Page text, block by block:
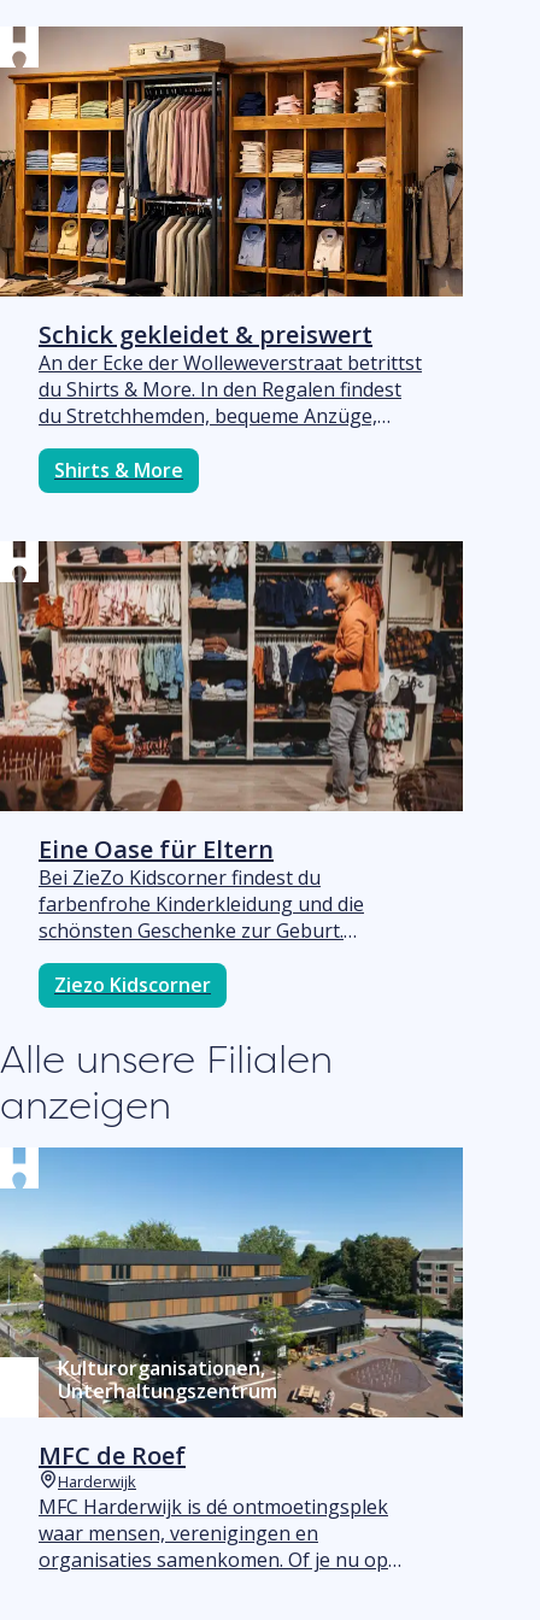
brauchst? Dann stehen wir dir mit
ehrlicher Beratung zur Seite“, so
Jacquelien. „Wir freuen uns nämlich, wenn
Kunden vollkommen zufrieden den Laden
verlassen!“
Schick gekleidet & preiswert
An der Ecke der Wolleweverstraat betrittst
du Shirts & More. In den Regalen findest
du Stretchhemden, bequeme Anzüge,
Pullover und Poloshirts in vielen
Farbtönen sowie passende Schuhe und
Accessoires. Möchtest du als Mann gut
bezahlen? Dann bist du hier genau richtig.
Shirts & More ist bekannt für sein
hervorragendes Preis-Leistungs-
Verhältnis und stets attraktive Angebote.
Shirts & More
Eine Oase für Eltern
Bei ZieZo Kidscorner findest du
farbenfrohe Kinderkleidung und die
schönsten Geschenke zur Geburt.
Außerdem ist ZieZo ein gemütlicher
Treffpunkt, um sich bei einer Tasse Kaffee
ein wenig zu entspannen, während die
Mutter von drei kleinen Kindern, genießt
ihr Geschäft in vollen Zügen. Über die
sozialen Medien bleibst du über neue
Marken, Aktivitäten und tolle Pläne auf
Ziezo Kidscorner
Alle unsere Filialen
anzeigen
Kulturorganisationen,
Unterhaltungszentrum
MFC de Roef
Orte
Harderwijk
MFC Harderwijk is dé ontmoetingsplek
waar mensen, verenigingen en
organisaties samenkomen. Of je nu op